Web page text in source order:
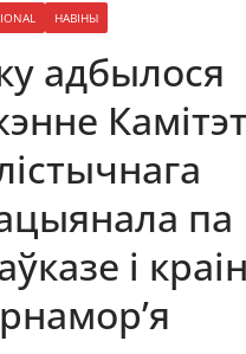
НАВІНЫ
адбылося
па
і